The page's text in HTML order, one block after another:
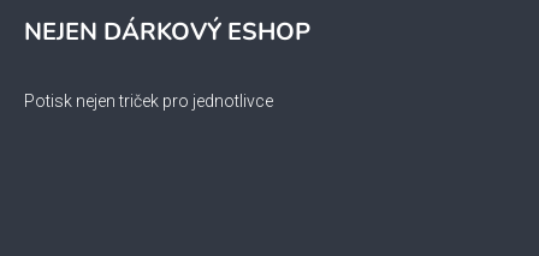
NEJEN DÁRKOVÝ ESHOP
Potisk nejen triček pro jednotlivce